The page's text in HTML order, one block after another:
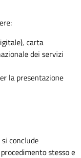
carta
dei servizi
la presentazione
conclude
stesso e